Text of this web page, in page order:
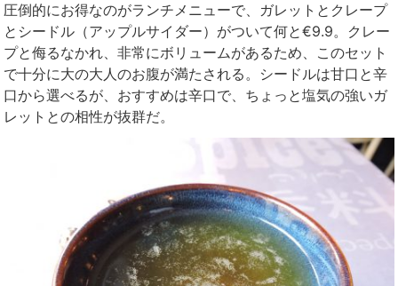
圧倒的にお得なのがランチメニューで、ガレットとクレープ
とシードル（アップルサイダー）がついて何と€9.9。クレー
プと侮るなかれ、非常にボリュームがあるため、このセット
で十分に大の大人のお腹が満たされる。シードルは甘口と辛
口から選べるが、おすすめは辛口で、ちょっと塩気の強いガ
レットとの相性が抜群だ。